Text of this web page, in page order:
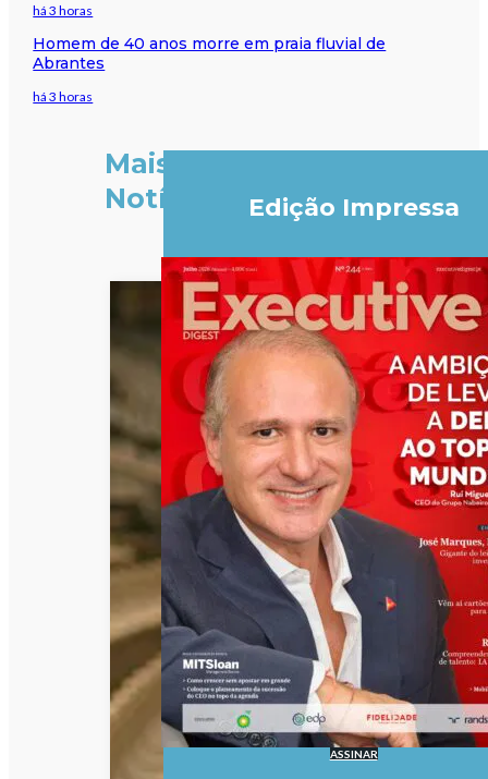
há 3 horas
Homem de 40 anos morre em praia fluvial de
Abrantes
há 3 horas
Mais
Notícias
Edição Impressa
ASSINAR